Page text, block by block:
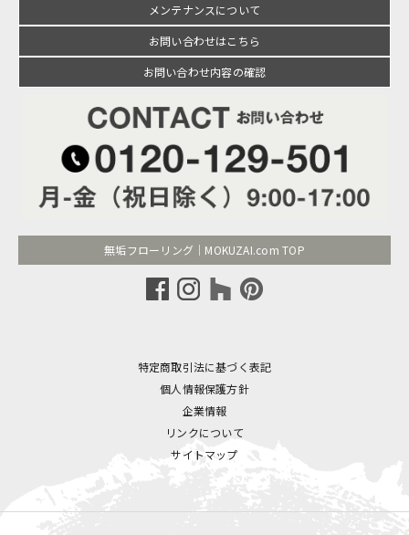
メンテナンスについて
お問い合わせはこちら
お問い合わせ内容の確認
無垢フローリング｜MOKUZAI.com TOP
特定商取引法に基づく表記
個人情報保護方針
企業情報
リンクについて
サイトマップ